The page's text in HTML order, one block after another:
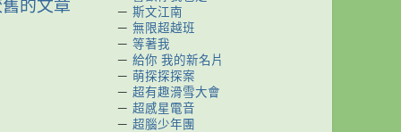
的文章
－ 斯文江南
－ 無限超越班
－ 等著我
－ 給你 我的新名片
－ 萌探探探案
－ 超有趣滑雪大會
－ 超感星電音
－ 超腦少年團